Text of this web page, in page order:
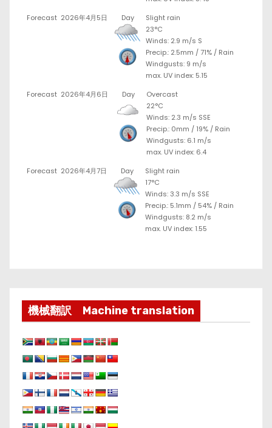
Forecast 2026年4月5日 Day
Slight rain
23°C
Winds: 2.9 m/s S
Precip.: 2.5mm /71% / Rain
Windgusts: 9 m/s
max. UV index: 5.15
Forecast 2026年4月6日 Day
Overcast
22°C
Winds: 2.3 m/s SSE
Precip.: 0mm / 19% / Rain
Windgusts: 6.1 m/s
max. UV index: 6.4
Forecast 2026年4月7日 Day
Slight rain
17°C
Winds: 3.3 m/s SSE
Precip.: 5.1mm / 54% / Rain
Windgusts: 8.2 m/s
max. UV index: 1.55
機械翻訳 Machine translation